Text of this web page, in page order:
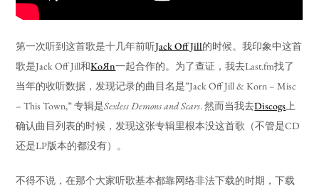
第一次听到这首歌是十几年前听Jack Off Jill的时候。我印象中这首
歌是Jack Off Jill和KoЯn一起合作的。为了查证，我去Last.fm找了
当年的收听数据，发现记录的曲目名是”Jack Off Jill & Korn – Misc
– This Town,” 专辑是Sexless Demons and Scars. 然而当我去Discogs 上
确认曲目列表的时候，发现这张专辑里根本没这首歌（不管是CD
还是LP版本的都没有）。
不得不说，在那个大家听歌基本都靠网络非法下载的时期，下载